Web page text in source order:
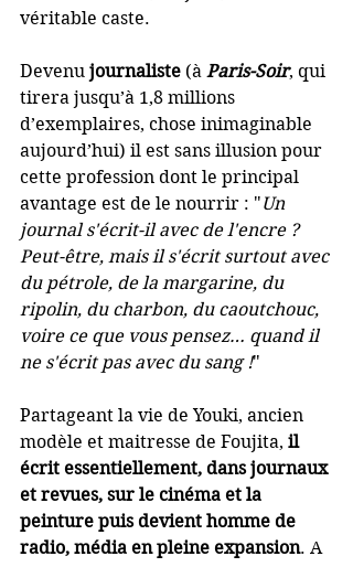
véritable caste.
Devenu journaliste (à Paris-Soir, qui
tirera jusqu’à 1,8 millions
d’exemplaires, chose inimaginable
aujourd’hui) il est sans illusion pour
cette profession dont le principal
avantage est de le nourrir : "Un
journal s'écrit-il avec de l'encre ?
Peut-être, mais il s'écrit surtout avec
du pétrole, de la margarine, du
ripolin, du charbon, du caoutchouc,
voire ce que vous pensez… quand il
ne s'écrit pas avec du sang !"
Partageant la vie de Youki, ancien
modèle et maitresse de Foujita, il
écrit essentiellement, dans journaux
et revues, sur le cinéma et la
peinture puis devient homme de
radio, média en pleine expansion. A